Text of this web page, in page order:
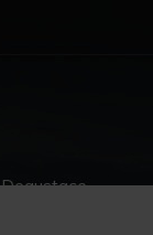
Degustace